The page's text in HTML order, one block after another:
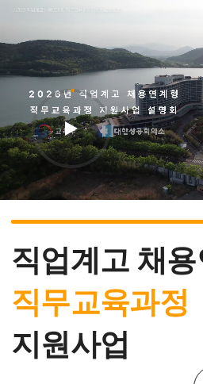
직업계고 채
직무교육과정
지원사업